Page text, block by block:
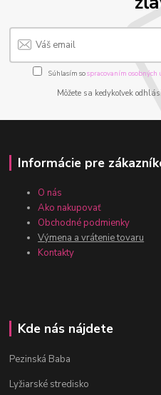
Súhlasím sospracovaním osobných
Môžete sa kedykoľvek
Informácie pre
O nás
Ako nakupovať
Obchodné podmienky
Výmena a vrátenie tovaru
Kontakty
Kde nás nájdete
Pezinská Baba
Lyžiarské stredisko